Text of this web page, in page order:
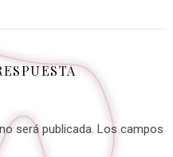
será publicada. Los campos